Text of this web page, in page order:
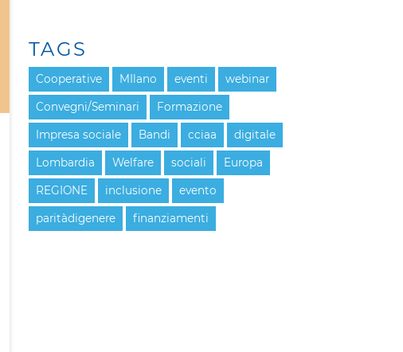
TAGS
Cooperative MIlano eventi webinar
Convegni/Seminari Formazione
Impresa sociale Bandi cciaa digitale
Lombardia Welfare sociali Europa
REGIONE inclusione evento
paritàdigenere finanziamenti